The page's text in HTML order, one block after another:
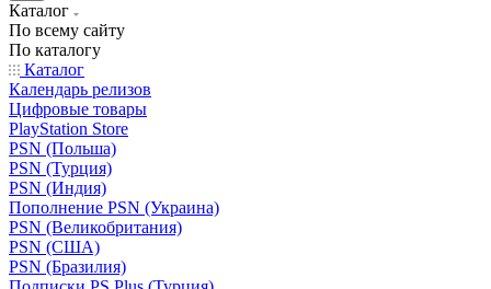
Каталог
По всему сайту
По каталогу
Каталог
Календарь релизов
Цифровые товары
PlayStation Store
PSN (Польша)
PSN (Турция)
PSN (Индия)
Пополнение PSN (Украина)
PSN (Великобритания)
PSN (США)
PSN (Бразилия)